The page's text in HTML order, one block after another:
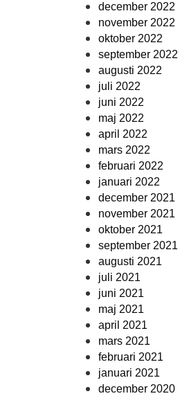
december 2022
november 2022
oktober 2022
september 2022
augusti 2022
juli 2022
juni 2022
maj 2022
april 2022
mars 2022
februari 2022
januari 2022
december 2021
november 2021
oktober 2021
september 2021
augusti 2021
juli 2021
juni 2021
maj 2021
april 2021
mars 2021
februari 2021
januari 2021
december 2020